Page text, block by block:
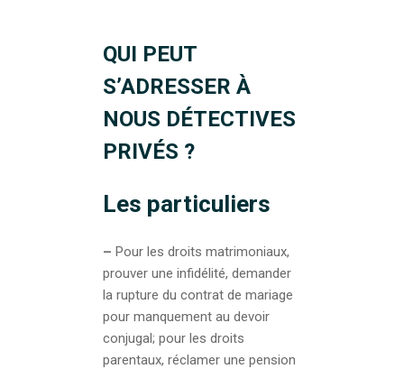
QUI PEUT
S’ADRESSER À
NOUS DÉTECTIVES
PRIVÉS ?
Les particuliers
– Pour les droits matrimoniaux,
prouver une infidélité, demander
la rupture du contrat de mariage
pour manquement au devoir
conjugal; pour les droits
parentaux, réclamer une pension